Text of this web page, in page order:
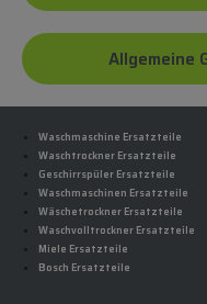
Allgemeine
Waschmaschine Ersatzteile
Waschtrockner Ersatzteile
Geschirrspüler Ersatzteile
Waschmaschinen Ersatzteile
Wäschetrockner Ersatzteile
Waschvolltrockner Ersatzteile
Miele Ersatzteile
Bosch Ersatzteile